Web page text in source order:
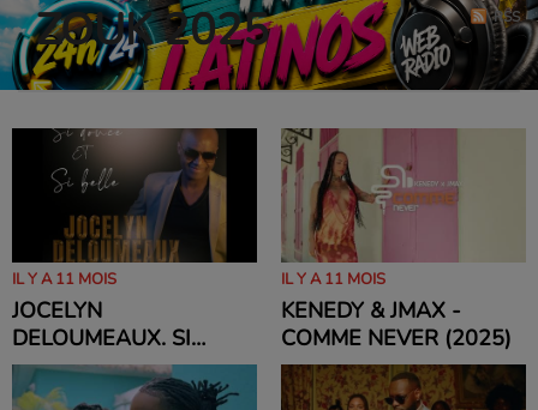
ZOUK 2025 RSS
IL Y A 11 MOIS
JOCELYN
DELOUMEAUX. SI
DOUCE ET SI BELLE
(2025)
IL Y A 11 MOIS
KENEDY & JMAX -
COMME NEVER (2025)